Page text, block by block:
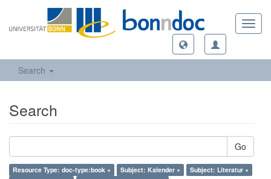
Search
Search
Go
Resource Type: doc-type:book × Subject: Kalender ×
Subject: Literatur ×